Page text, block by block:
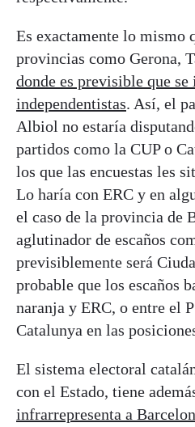
Es exactamente lo mismo
provincias como Gerona,
donde es previsible que
independentistas. Así, el
Albiol no estaría
partidos como la CUP o
los que las encuestas les
Lo haría con ERC y en
el caso de la provincia de
aglutinador de escaños
previsiblemente será
probable que los escaños
naranja y ERC, o entre el
Catalunya en las
El sistema electoral
con el Estado, tiene
infrarrepresenta a